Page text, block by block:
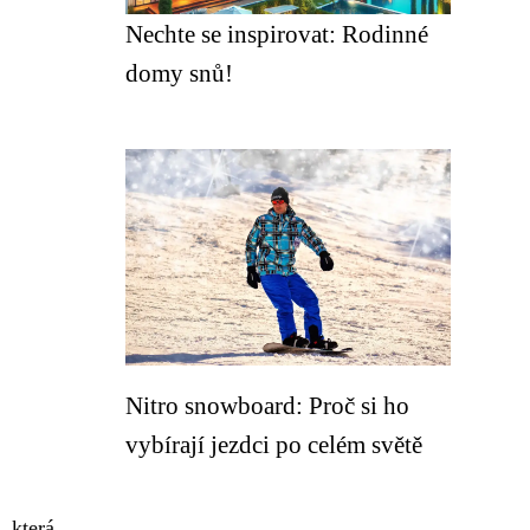
Nechte se inspirovat: Rodinné
domy snů!
Nitro snowboard: Proč si ho
vybírají jezdci po celém světě